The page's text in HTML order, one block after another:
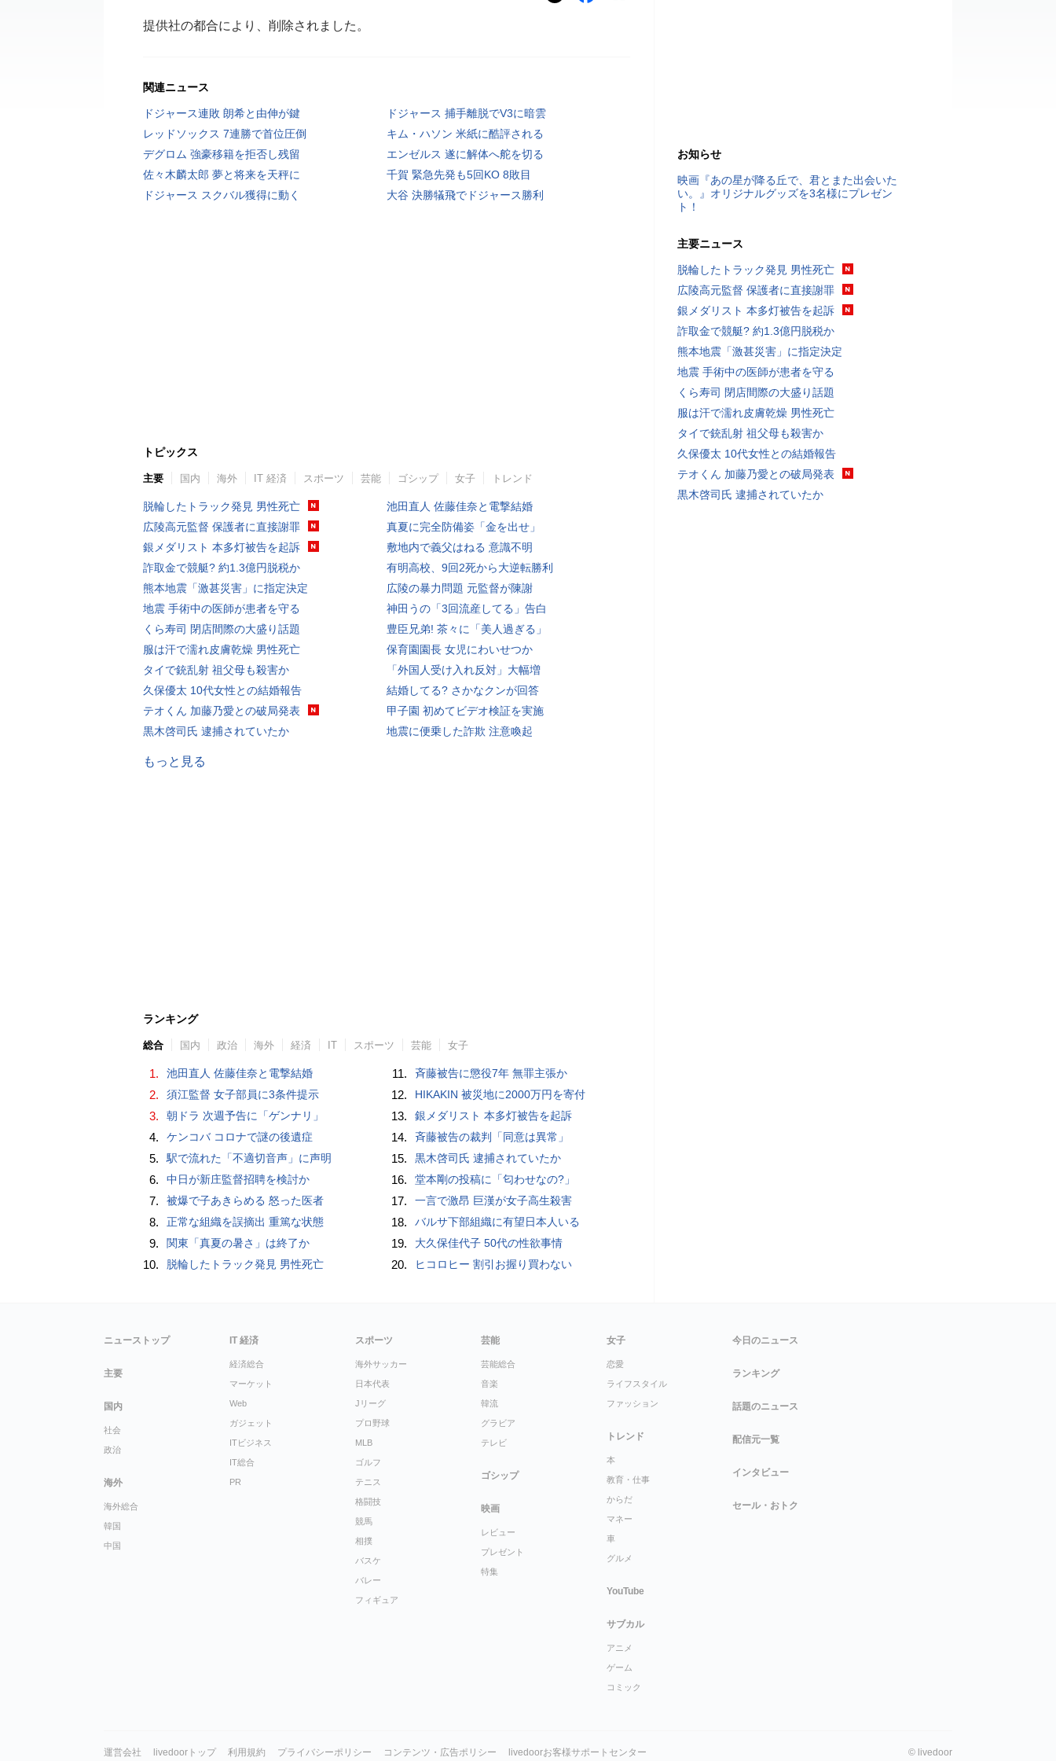
提供社の都合により、削除されました。
関連ニュース
ドジャース連敗 朗希と由伸が鍵
ドジャース 捕手離脱でV3に暗雲
レッドソックス 7連勝で首位圧倒
キム・ハソン 米紙に酷評される
デグロム 強豪移籍を拒否し残留
エンゼルス 遂に解体へ舵を切る
佐々木麟太郎 夢と将来を天秤に
千賀 緊急先発も5回KO 8敗目
ドジャース スクバル獲得に動く
大谷 決勝犠飛でドジャース勝利
トピックス
主要 国内 海外 IT 経済 スポーツ 芸能 ゴシップ 女子 トレンド
脱輪したトラック発見 男性死亡
広陵高元監督 保護者に直接謝罪
銀メダリスト 本多灯被告を起訴
詐取金で競艇? 約1.3億円脱税か
熊本地震「激甚災害」に指定決定
地震 手術中の医師が患者を守る
くら寿司 閉店間際の大盛り話題
服は汗で濡れ皮膚乾燥 男性死亡
タイで銃乱射 祖父母も殺害か
久保優太 10代女性との結婚報告
テオくん 加藤乃愛との破局発表
黒木啓司氏 逮捕されていたか
池田直人 佐藤佳奈と電撃結婚
真夏に完全防備姿「金を出せ」
敷地内で義父はねる 意識不明
有明高校、9回2死から大逆転勝利
広陵の暴力問題 元監督が陳謝
神田うの「3回流産してる」告白
豊臣兄弟! 茶々に「美人過ぎる」
保育園園長 女児にわいせつか
「外国人受け入れ反対」大幅増
結婚してる? さかなクンが回答
甲子園 初めてビデオ検証を実施
地震に便乗した詐欺 注意喚起
もっと見る
ランキング
総合 国内 政治 海外 経済 IT スポーツ 芸能 女子
1. 池田直人 佐藤佳奈と電撃結婚
2. 須江監督 女子部員に3条件提示
3. 朝ドラ 次週予告に「ゲンナリ」
4. ケンコバ コロナで謎の後遺症
5. 駅で流れた「不適切音声」に声明
6. 中日が新庄監督招聘を検討か
7. 被爆で子あきらめる 怒った医者
8. 正常な組織を誤摘出 重篤な状態
9. 関東「真夏の暑さ」は終了か
10. 脱輪したトラック発見 男性死亡
11. 斉藤被告に懲役7年 無罪主張か
12. HIKAKIN 被災地に2000万円を寄付
13. 銀メダリスト 本多灯被告を起訴
14. 斉藤被告の裁判「同意は異常」
15. 黒木啓司氏 逮捕されていたか
16. 堂本剛の投稿に「匂わせなの?」
17. 一言で激昂 巨漢が女子高生殺害
18. バルサ下部組織に有望日本人いる
19. 大久保佳代子 50代の性欲事情
20. ヒコロヒー 割引お握り買わない
お知らせ
映画『あの星が降る丘で、君とまた出会いた
い。』オリジナルグッズを3名様にプレゼン
ト！
主要ニュース
脱輪したトラック発見 男性死亡
広陵高元監督 保護者に直接謝罪
銀メダリスト 本多灯被告を起訴
詐取金で競艇? 約1.3億円脱税か
熊本地震「激甚災害」に指定決定
地震 手術中の医師が患者を守る
くら寿司 閉店間際の大盛り話題
服は汗で濡れ皮膚乾燥 男性死亡
タイで銃乱射 祖父母も殺害か
久保優太 10代女性との結婚報告
テオくん 加藤乃愛との破局発表
黒木啓司氏 逮捕されていたか
ニューストップ
主要
国内
社会
政治
海外
海外総合
韓国
中国
IT 経済
経済総合
マーケット
Web
ガジェット
ITビジネス
IT総合
PR
スポーツ
海外サッカー
日本代表
Jリーグ
プロ野球
MLB
ゴルフ
テニス
格闘技
競馬
相撲
バスケ
バレー
フィギュア
芸能
芸能総合
音楽
韓流
グラビア
テレビ
ゴシップ
映画
レビュー
プレゼント
特集
女子
恋愛
ライフスタイル
ファッション
トレンド
本
教育・仕事
からだ
マネー
車
グルメ
YouTube
サブカル
アニメ
ゲーム
コミック
今日のニュース
ランキング
話題のニュース
配信元一覧
インタビュー
セール・おトク
運営会社 livedoorトップ 利用規約 プライバシーポリシー コンテンツ・広告ポリシー livedoorお客様サポートセンター © livedoor